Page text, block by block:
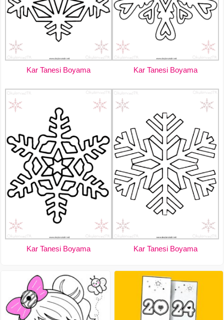
Kar Tanesi Boyama Kar Tanesi Boyama
Kar Tanesi Boyama Kar Tanesi Boyama